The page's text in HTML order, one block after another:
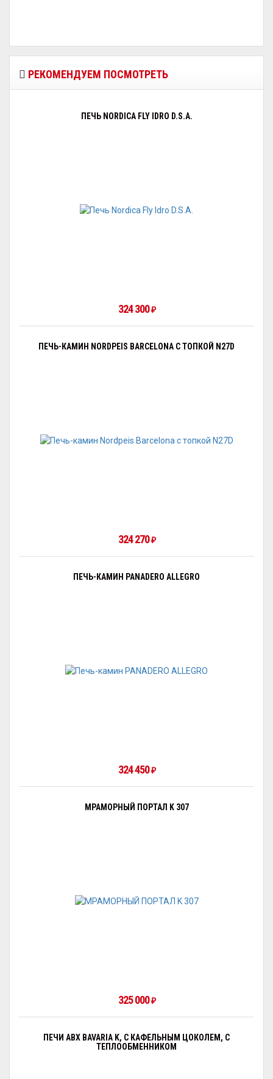
РЕКОМЕНДУЕМ ПОСМОТРЕТЬ
ПЕЧЬ NORDICA FLY IDRO D.S.A.
324 300₽
ПЕЧЬ-КАМИН NORDPEIS BARCELONA С ТОПКОЙ N27D
324 270₽
ПЕЧЬ-КАМИН PANADERO ALLEGRO
324 450₽
МРАМОРНЫЙ ПОРТАЛ K 307
325 000₽
ПЕЧИ ABX BAVARIA K, С КАФЕЛЬНЫМ ЦОКОЛЕМ, С
ТЕПЛООБМЕННИКОМ